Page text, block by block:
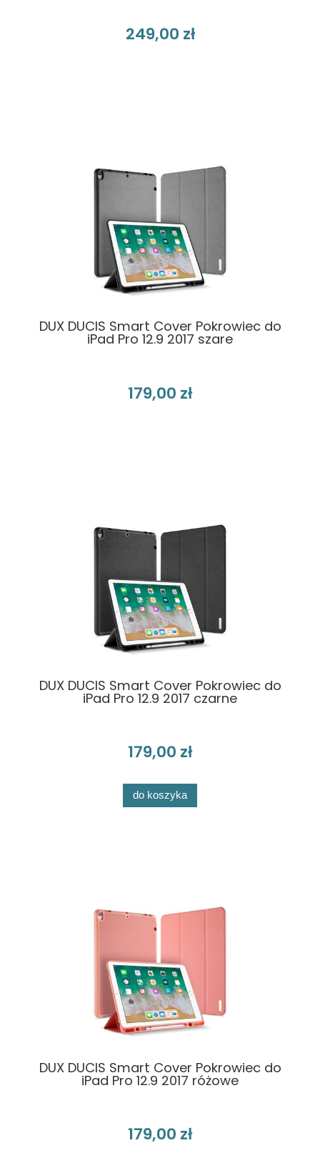
249,00 zł
DUX DUCIS Smart Cover Pokrowiec do
iPad Pro 12.9 2017 szare
179,00 zł
DUX DUCIS Smart Cover Pokrowiec do
iPad Pro 12.9 2017 czarne
179,00 zł
do koszyka
DUX DUCIS Smart Cover Pokrowiec do
iPad Pro 12.9 2017 różowe
179,00 zł